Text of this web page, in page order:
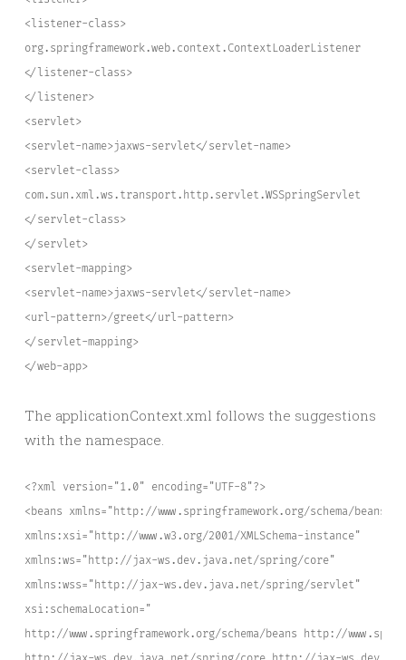
<listener-class>
org.springframework.web.context.ContextLoaderListener
</listener-class>
</listener>
<servlet>
<servlet-name>jaxws-servlet</servlet-name>
<servlet-class>
com.sun.xml.ws.transport.http.servlet.WSSpringServlet
</servlet-class>
</servlet>
<servlet-mapping>
<servlet-name>jaxws-servlet</servlet-name>
<url-pattern>/greet</url-pattern>
</servlet-mapping>
</web-app>
The applicationContext.xml follows the suggestions
with the namespace.
<?xml version="1.0" encoding="UTF-8"?>
<beans xmlns="http://www.springframework.org/schema/beans"
xmlns:xsi="http://www.w3.org/2001/XMLSchema-instance"
xmlns:ws="http://jax-ws.dev.java.net/spring/core"
xmlns:wss="http://jax-ws.dev.java.net/spring/servlet"
xsi:schemaLocation="
http://www.springframework.org/schema/beans http://